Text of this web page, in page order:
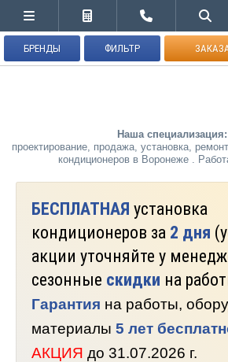
Наша специализация:
проектирование, продажа, установка,
кондиционеров в Воронеже .
БРЕНДЫ ФИЛЬТР
БЕСПЛАТНАЯ установка
кондиционеров за 2 дня
акции уточняйте у
сезонные скидки на
Гарантия на работы,
материалы 5 лет
АКЦИЯ до 31.07.2026 г.